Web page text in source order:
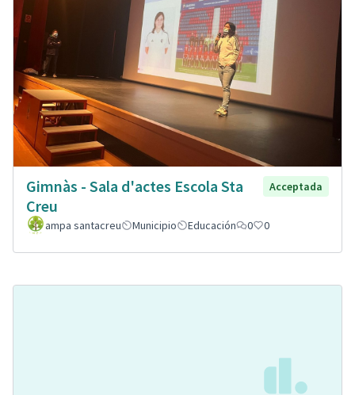
Gimnàs - Sala d'actes Escola Sta
Creu
Acceptada
ampa santacreu Municipio Educación 0 0